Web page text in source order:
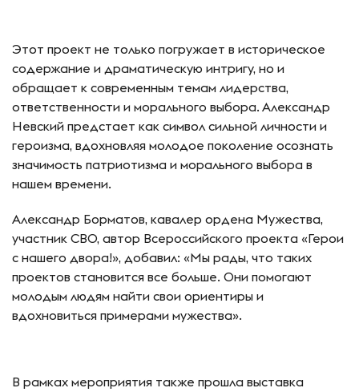
Этот проект не только погружает в историческое
содержание и драматическую интригу, но и
обращает к современным темам лидерства,
ответственности и морального выбора. Александр
Невский предстает как символ сильной личности и
героизма, вдохновляя молодое поколение осознать
значимость патриотизма и морального выбора в
нашем времени.
Александр Борматов, кавалер ордена Мужества,
участник СВО, автор Всероссийского проекта «Герои
с нашего двора!», добавил: «Мы рады, что таких
проектов становится все больше. Они помогают
молодым людям найти свои ориентиры и
вдохновиться примерами мужества».
В рамках мероприятия также прошла выставка